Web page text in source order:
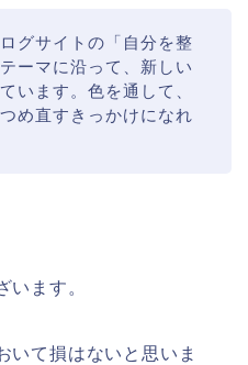
グサイトの「自分を整
ーマに沿って、新しい
います。色を通して、
め直すきっかけになれ
います。
いて損はないと思いま